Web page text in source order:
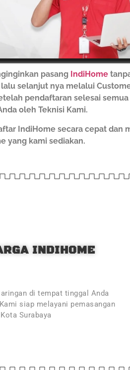
pasang IndiHome
selanjut nya melalui
pendaftaran selesai
oleh Teknisi Kami.
IndiHome secara cepat dan
yang kami sediakan.
INDIHOME
di tempat tinggal Anda
siap melayani pemasangan
Surabaya